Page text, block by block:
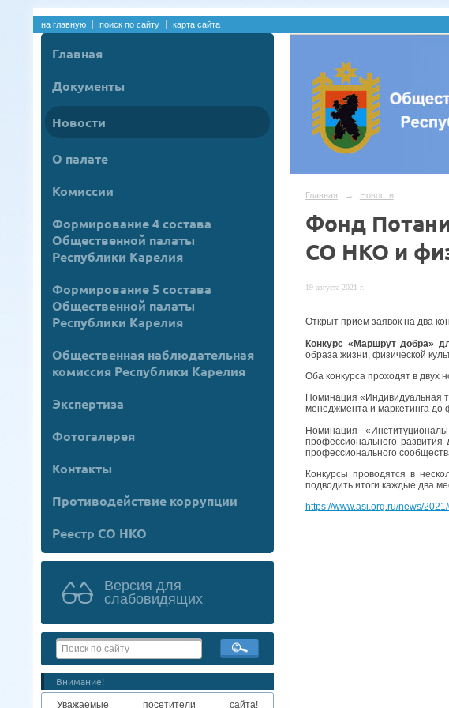
на главную поиск по сайту карта сайта
Главная
Документы
Новости
О палате
Комиссии
Формирование 4 состава
Общественной палаты
Республики Карелия
Формирование 5 состава
Общественной палаты
Республики Карелия
Общественная наблюдательная
комиссия Республики Карелия
Экспертиза
Фотогалерея
Контакты
Противодействие коррупции
Реестр СО НКО
Версия для
слабовидящих
Внимание!
Уважаемые посетители сайта!
Главная → Новости
Фонд
СО НКО и
19 августа 2021 г.
Открыт прием заявок на два
Конкурс «Маршрут добра»
образа жизни, физической
Оба конкурса проходят в двух
Номинация «Индивидуальная
менеджмента и маркетинга до
Номинация
профессионального развития
профессионального
Конкурсы проводятся в
подводить итоги каждые два
https://www.asi.org.ru/news/